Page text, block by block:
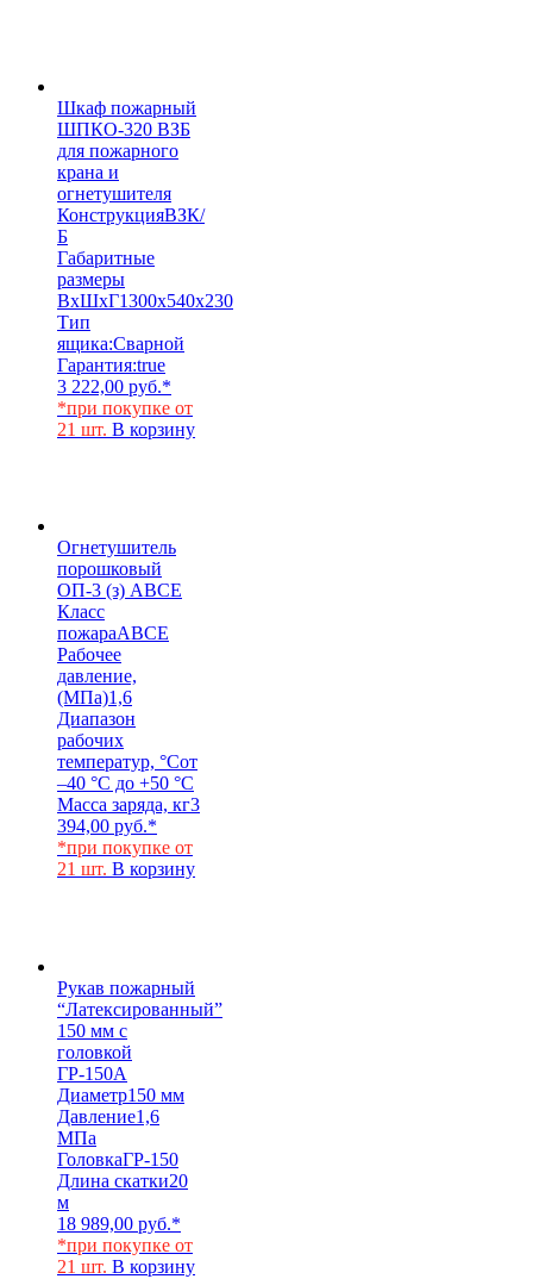
Шкаф пожарный
ШПКО-320 ВЗБ
для пожарного
крана и
огнетушителя
КонструкцияВЗК/
Б
Габаритные
размеры
ВхШхГ1300х540х230
Тип
ящика:Сварной
Гарантия:true
3 222,00 руб.*
*при покупке от
21 шт. В корзину
Огнетушитель
порошковый
ОП-3 (з) АВСЕ
Класс
пожараАВСЕ
Рабочее
давление,
(МПа)1,6
Диапазон
рабочих
температур, °Сот
–40 °С до +50 °С
Масса заряда, кг3
394,00 руб.*
*при покупке от
21 шт. В корзину
Рукав пожарный
“Латексированный”
150 мм с
головкой
ГР-150А
Диаметр150 мм
Давление1,6
МПа
ГоловкаГР-150
Длина скатки20
м
18 989,00 руб.*
*при покупке от
21 шт. В корзину